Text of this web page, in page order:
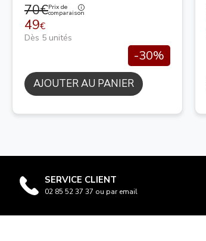
70€Prix de
comparaison
49€
Dès 5 unités
-30%
AJOUTER AU PANIER
SERVICE CLIENT
02 85 52 37 37 ou par email